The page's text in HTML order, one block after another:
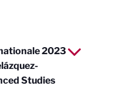
2023
Studies